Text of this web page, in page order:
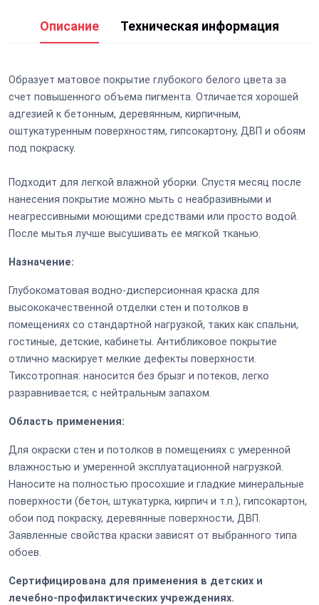
Описание Техническая информация
Образует матовое покрытие глубокого белого цвета за
счет повышенного объема пигмента. Отличается хорошей
адгезией к бетонным, деревянным, кирпичным,
оштукатуренным поверхностям, гипсокартону, ДВП и обоям
под покраску.
Подходит для легкой влажной уборки. Спустя месяц после
нанесения покрытие можно мыть с неабразивными и
неагрессивными моющими средствами или просто водой.
После мытья лучше высушивать ее мягкой тканью.
Назначение:
Глубокоматовая водно-дисперсионная краска для
высококачественной отделки стен и потолков в
помещениях со стандартной нагрузкой, таких как спальни,
гостиные, детские, кабинеты. Антибликовое покрытие
отлично маскирует мелкие дефекты поверхности.
Тиксотропная: наносится без брызг и потеков, легко
разравнивается; с нейтральным запахом.
Область применения:
Для окраски стен и потолков в помещениях с умеренной
влажностью и умеренной эксплуатационной нагрузкой.
Наносите на полностью просохшие и гладкие минеральные
поверхности (бетон, штукатурка, кирпич и т.п.), гипсокартон,
обои под покраску, деревянные поверхности, ДВП.
Заявленные свойства краски зависят от выбранного типа
обоев.
Сертифицирована для применения в детских и
лечебно-профилактических учреждениях.